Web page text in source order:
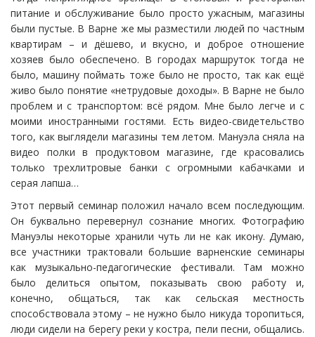
питание и обслуживание было просто ужасным, магазины
были пустые. В Варне же мы разместили людей по частным
квартирам – и дёшево, и вкусно, и доброе отношение
хозяев было обеспечено. В городах маршруток тогда не
было, машину поймать тоже было не просто, так как ещё
живо было понятие «нетрудовые доходы». В Варне не было
проблем и с транспортом: всё рядом. Мне было легче и с
моими иностранными гостями. Есть видео-свидетельство
того, как выглядели магазины тем летом. Мануэла сняла на
видео полки в продуктовом магазине, где красовались
только трехлитровые банки с огромными кабачками и
серая лапша…
Этот первый семинар положил начало всем последующим.
Он буквально перевернул сознание многих. Фотографию
Мануэлы некоторые хранили чуть ли не как икону. Думаю,
все участники трактовали большие варненские семинары
как музыкально-педагогические фестивали. Там можно
было делиться опытом, показывать свою работу и,
конечно, общаться, так как сельская местность
способствовала этому – не нужно было никуда торопиться,
люди сидели на берегу реки у костра, пели песни, общались.